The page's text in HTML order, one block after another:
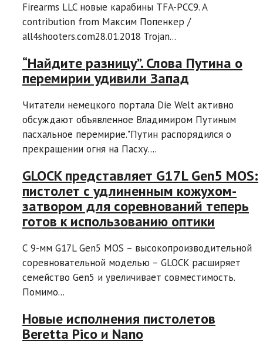
Firearms LLC новые карабины TFA-PCC9. A
contribution from Максим Попенкер /
all4shooters.com28.01.2018 Trojan...
“Найдите разницу”. Слова Путина о
перемирии удивили Запад
Читатели немецкого портала Die Welt активно
обсуждают объявленное Владимиром Путиным
пасхальное перемирие."Путин распорядился о
прекращении огня на Пасху....
GLOCK представляет G17L Gen5 MOS:
пистолет с удлиненным кожухом-
затвором для соревнований теперь
готов к использованию оптики
С 9-мм G17L Gen5 MOS – высокопроизводительной
соревновательной моделью – GLOCK расширяет
семейство Gen5 и увеличивает совместимость.
Помимо...
Новые исполнения пистолетов
Beretta Pico и Nano